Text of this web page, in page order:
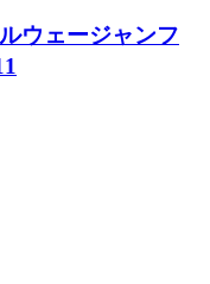
ウェージャンフ